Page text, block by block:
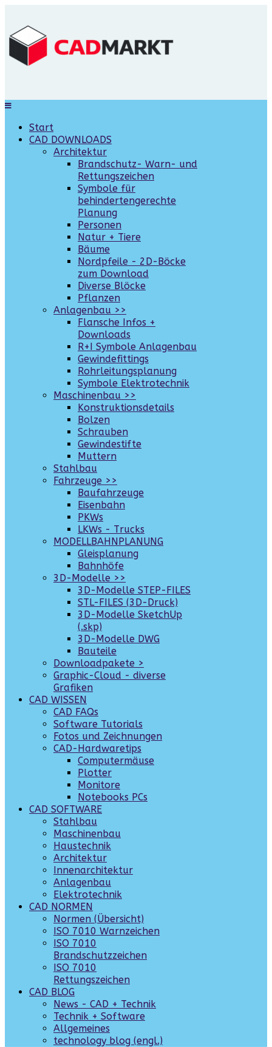
Start
CAD DOWNLOADS
Architektur
Brandschutz- Warn- und
Rettungszeichen
Symbole für
behindertengerechte
Planung
Personen
Natur + Tiere
Bäume
Nordpfeile - 2D-Böcke
zum Download
Diverse Blöcke
Pflanzen
Anlagenbau >>
Flansche Infos +
Downloads
R+I Symbole Anlagenbau
Gewindefittings
Rohrleitungsplanung
Symbole Elektrotechnik
Maschinenbau >>
Konstruktionsdetails
Bolzen
Schrauben
Gewindestifte
Muttern
Stahlbau
Fahrzeuge >>
Baufahrzeuge
Eisenbahn
PKWs
LKWs - Trucks
MODELLBAHNPLANUNG
Gleisplanung
Bahnhöfe
3D-Modelle >>
3D-Modelle STEP-FILES
STL-FILES (3D-Druck)
3D-Modelle SketchUp
(.skp)
3D-Modelle DWG
Bauteile
Downloadpakete >
Graphic-Cloud - diverse
Grafiken
CAD WISSEN
CAD FAQs
Software Tutorials
Fotos und Zeichnungen
CAD-Hardwaretips
Computermäuse
Plotter
Monitore
Notebooks PCs
CAD SOFTWARE
Stahlbau
Maschinenbau
Haustechnik
Architektur
Innenarchitektur
Anlagenbau
Elektrotechnik
CAD NORMEN
Normen (Übersicht)
ISO 7010 Warnzeichen
ISO 7010
Brandschutzzeichen
ISO 7010
Rettungszeichen
CAD BLOG
News - CAD + Technik
Technik + Software
Allgemeines
technology blog (engl.)